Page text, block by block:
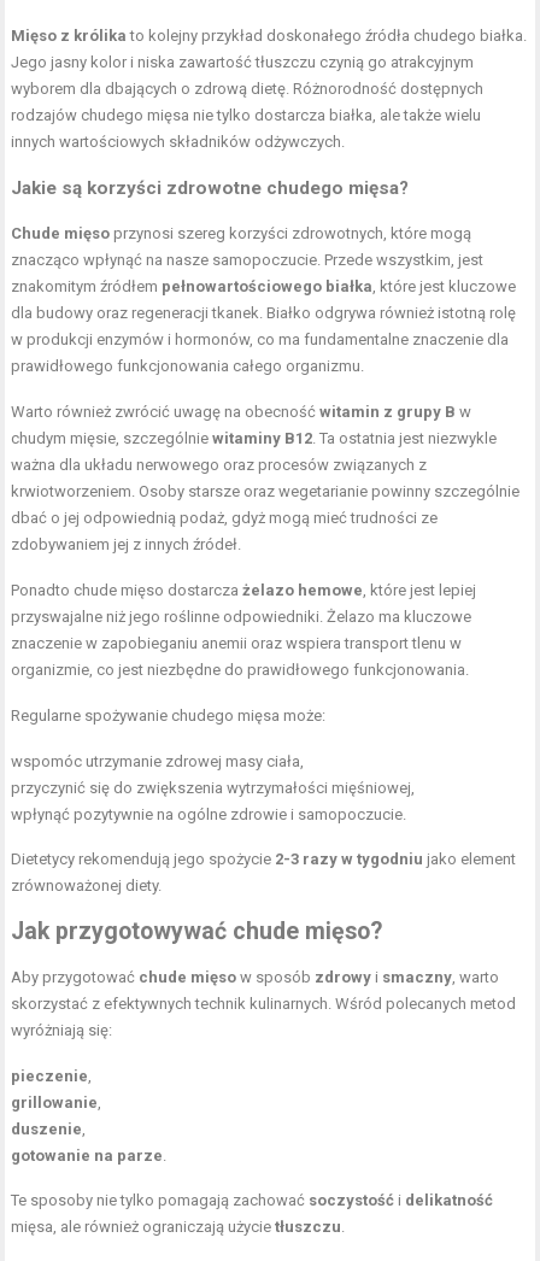
Mięso z królika to kolejny przykład doskonałego źródła chudego białka.
Jego jasny kolor i niska zawartość tłuszczu czynią go atrakcyjnym
wyborem dla dbających o zdrową dietę. Różnorodność dostępnych
rodzajów chudego mięsa nie tylko dostarcza białka, ale także wielu
innych wartościowych składników odżywczych.
Jakie są korzyści zdrowotne chudego mięsa?
Chude mięso przynosi szereg korzyści zdrowotnych, które mogą
znacząco wpłynąć na nasze samopoczucie. Przede wszystkim, jest
znakomitym źródłem pełnowartościowego białka , które jest kluczowe
dla budowy oraz regeneracji tkanek. Białko odgrywa również istotną rolę
w produkcji enzymów i hormonów, co ma fundamentalne znaczenie dla
prawidłowego funkcjonowania całego organizmu.
Warto również zwrócić uwagę na obecnośćwitamin z grupy B w
chudym mięsie, szczególniewitaminy B12 . Ta ostatnia jest niezwykle
ważna dla układu nerwowego oraz procesów związanych z
krwiotworzeniem. Osoby starsze oraz wegetarianie powinny szczególnie
dbać o jej odpowiednią podaż, gdyż mogą mieć trudności ze
zdobywaniem jej z innych źródeł.
Ponadto chude mięso dostarczażelazo hemowe , które jest lepiej
przyswajalne niż jego roślinne odpowiedniki. Żelazo ma kluczowe
znaczenie w zapobieganiu anemii oraz wspiera transport tlenu w
organizmie, co jest niezbędne do prawidłowego funkcjonowania.
Regularne spożywanie chudego mięsa może:
wspomóc utrzymanie zdrowej masy ciała,
przyczynić się do zwiększenia wytrzymałości mięśniowej,
wpłynąć pozytywnie na ogólne zdrowie i samopoczucie.
Dietetycy rekomendują jego spożycie 2-3 razy w tygodniu jako element
zrównoważonej diety.
Jak przygotowywać chude mięso?
Aby przygotować chude mięso w sposób zdrowy i smaczny , warto
skorzystać z efektywnych technik kulinarnych. Wśród polecanych metod
wyróżniają się:
pieczenie
grillowanie
duszenie
gotowanie na parze
Te sposoby nie tylko pomagają zachować soczystość i delikatność
mięsa, ale również ograniczają użycietłuszczu